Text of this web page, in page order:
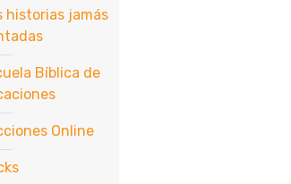
historias jamás
Bíblica de
Online